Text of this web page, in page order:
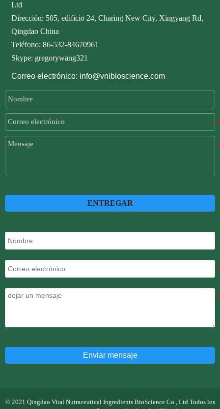
Ltd
Dirección: 505, edificio 24, Charing New City, Xingyang Rd,
Qingdao China
Teléfono: 86-532-84670961
Skype: gregorywang321
Correo electrónico: info@vnibioscience.com
ENTREGAR
Enviar mensaje
© 2021 Qingdao Vital Nutraceutical Ingredients BioScience Co., Ltd Todos los